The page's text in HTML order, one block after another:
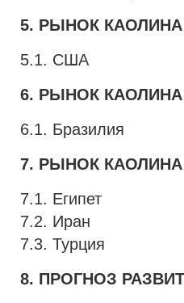
5. РЫНОК
5.1. США
6. РЫНОК
6.1. Бразилия
7. РЫНОК
7.1. Египет
7.2. Иран
7.3. Турция
8. ПРОГНОЗ